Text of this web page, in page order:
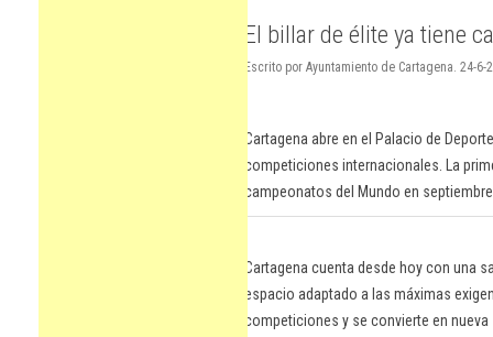
El billar de élite ya tiene
Escrito por Ayuntamiento de Cartagena. 24-6-
Cartagena abre en el Palacio de
competiciones internacionales. La
campeonatos del Mundo en
Cartagena cuenta desde hoy con una
espacio adaptado a las máximas
competiciones y se convierte en